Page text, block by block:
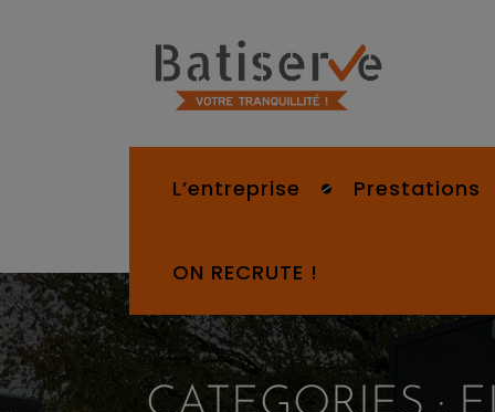
L’entreprise Prestations
ON RECRUTE !